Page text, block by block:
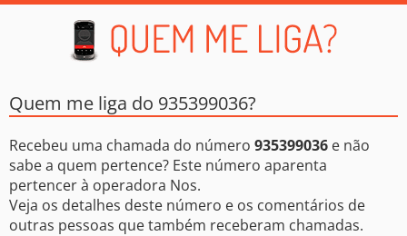
Quem me liga do 935399036?
Recebeu uma chamada do número 935399036 e não
sabe a quem pertence? Este número aparenta
pertencer à operadora Nos.
Veja os detalhes deste número e os comentários de
outras pessoas que também receberam chamadas.